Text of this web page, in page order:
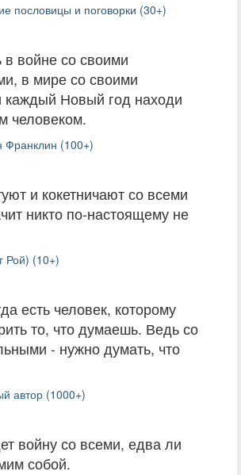
пословицы и поговорки (30+)
в войне со своими
в мире со своими
каждый Новый год находи
человеком.
Франклин (100+)
и кокетничают со всеми
никто по-настоящему не
Рой) (10+)
есть человек, которому
то, что думаешь. Ведь со
- нужно думать, что
автор (1000+)
войну со всеми, едва ли
собой.